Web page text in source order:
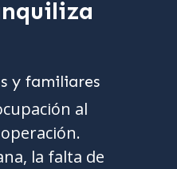
al
la falta de